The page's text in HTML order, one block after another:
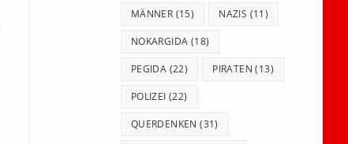
MÄNNER (15) NAZIS (11)
NOKARGIDA (18)
PEGIDA (22) PIRATEN (13)
POLIZEI (22)
QUERDENKEN (31)